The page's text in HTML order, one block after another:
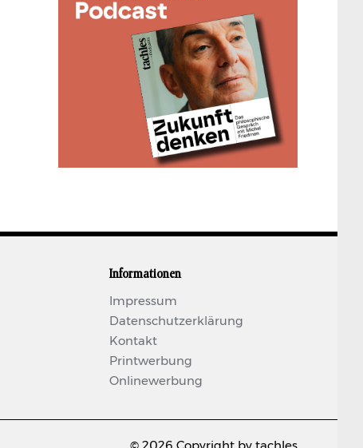
Informationen
Impressum
Datenschutzerklärung
Kontakt
Printwerbung
Onlinewerbung